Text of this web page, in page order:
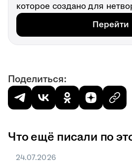
которое создано для
Перейти
Поделиться:
Что ещё писали по
24.07.2026